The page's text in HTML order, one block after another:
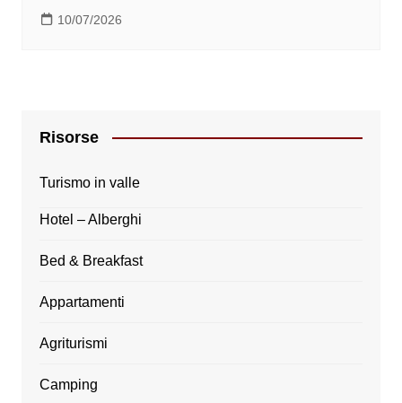
10/07/2026
Risorse
Turismo in valle
Hotel – Alberghi
Bed & Breakfast
Appartamenti
Agriturismi
Camping